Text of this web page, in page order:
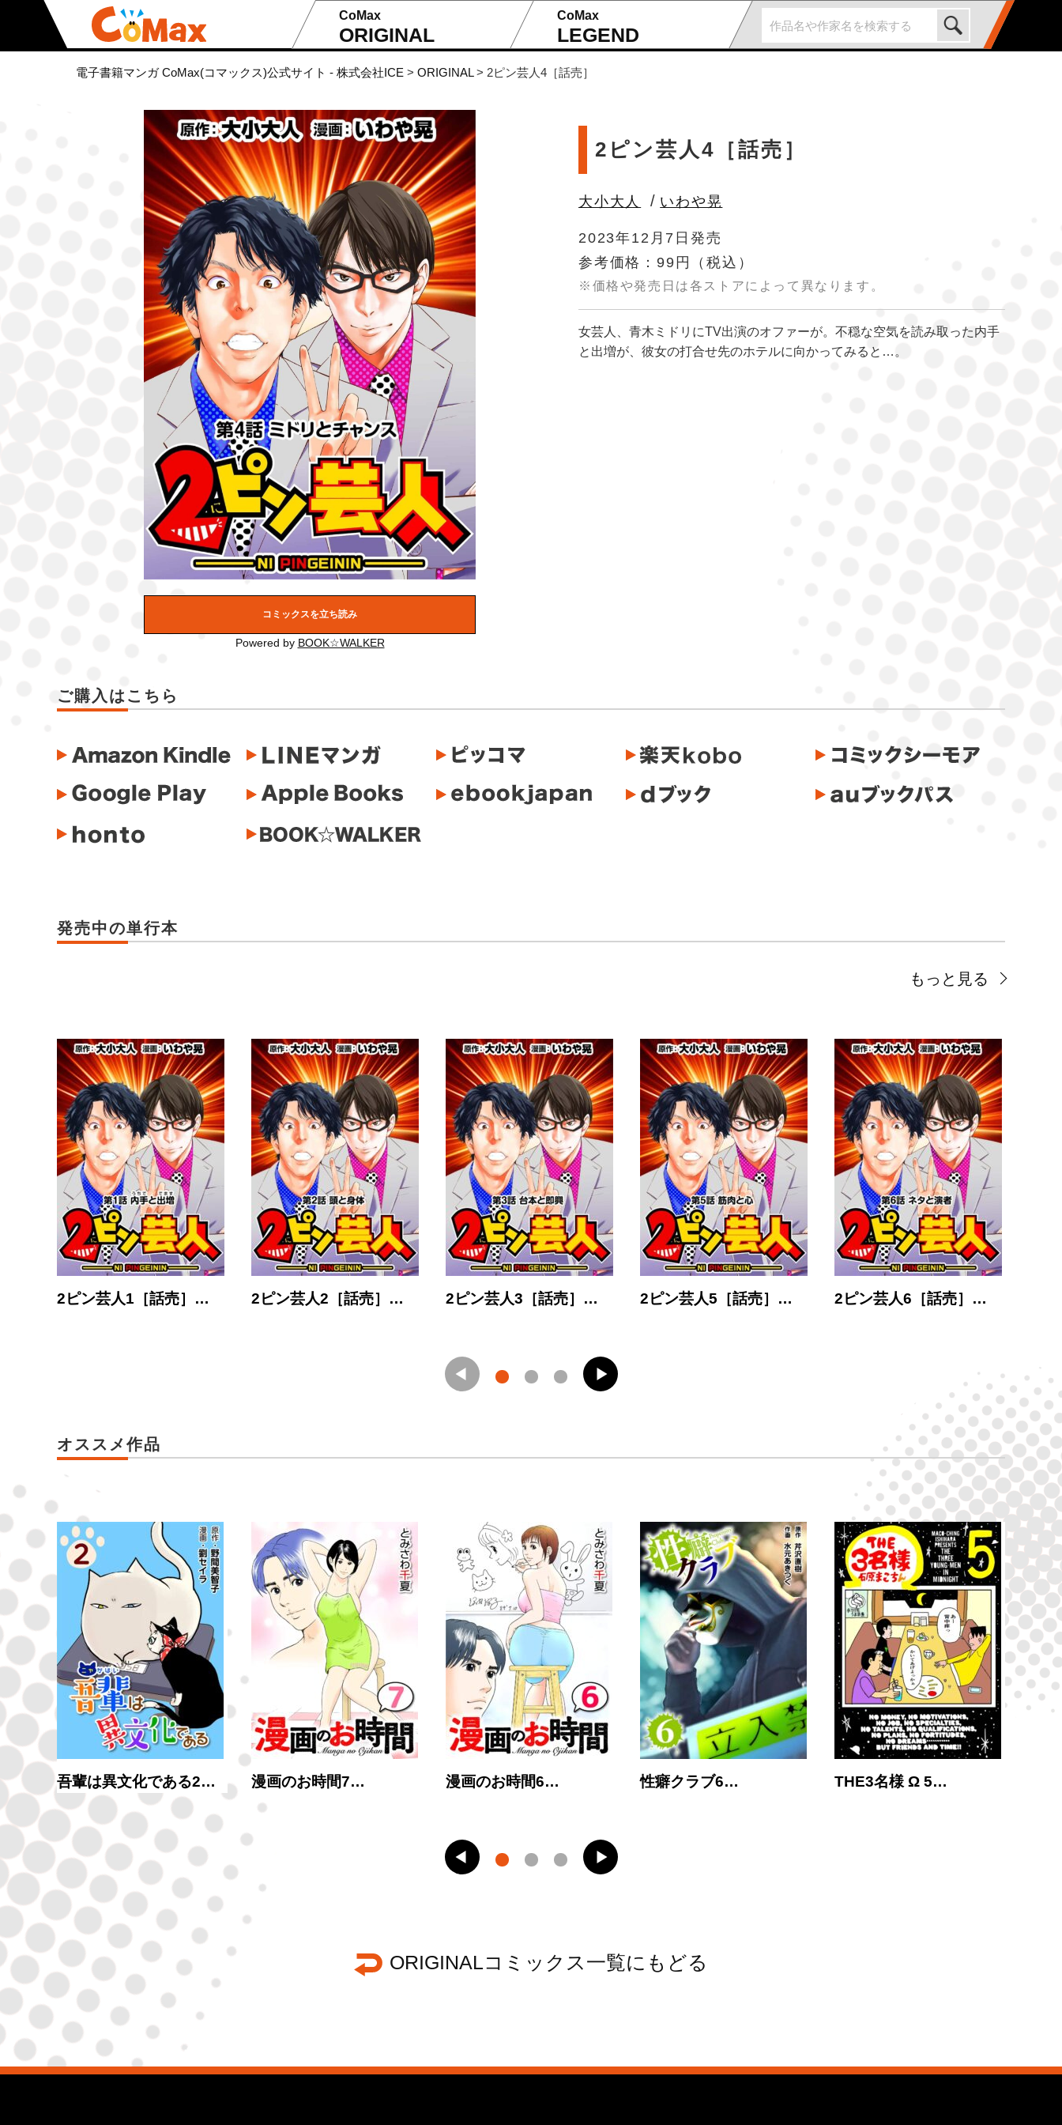
CoMax
ORIGINAL
CoMax
LEGEND
電子書籍マンガ CoMax(コマックス)公式サイト - 株式会社ICE > ORIGINAL> 2ピン芸人4［話売］
コミックスを立ち読み
Powered by BOOK☆WALKER
2ピン芸人4［話売］
大小大人 / いわや晃
2023年12月7日発売
参考価格：99円
（税込）
※価格や発売日は各ストアによって異なります。
女芸人、青木ミドリにTV出演のオファーが。不穏な空気を読み取った内手
と出増が、彼女の打合せ先のホテルに向かってみると…。
ご購入はこちら
発売中の単行本
もっと見る
2ピン芸人1［話売］… 2ピン芸人2［話売］… 2ピン芸人3［話売］… 2ピン芸人5［話売］… 2ピン芸人6［話売］…
オススメ作品
吾輩は異文化である2… 漫画のお時間7… 漫画のお時間6… 性癖クラブ6… THE3名様 Ω 5…
ORIGINALコミックス一覧にもどる